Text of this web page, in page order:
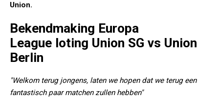
Union.
Bekendmaking Europa
League loting Union SG vs Union
Berlin
"Welkom terug jongens, laten we hopen dat we terug een
fantastisch paar matchen zullen hebben"